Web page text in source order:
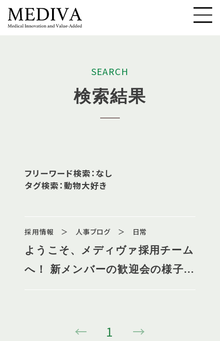
SEARCH
検索結果
フリーワード検索：なし
タグ検索：動物大好き
採用情報 ＞ 人事ブログ ＞ 日常
ようこそ、メディヴァ採用チーム
へ！ 新メンバーの歓迎会の様子を
← 1 →